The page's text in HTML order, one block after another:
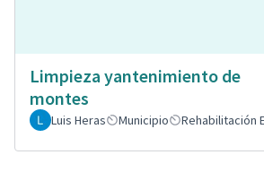
Limpieza yantenimiento de
montes
Luis Heras Municipio Rehabilitación